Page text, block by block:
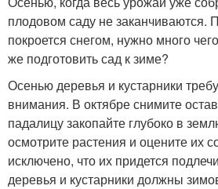
плодовом саду не заканчиваются.
покроется снегом, нужно много
же подготовить сад к зиме?
Осенью деревья и кустарники
внимания. В октябре снимите
падалицу закопайте глубоко в
осмотрите растения и оцените их
исключено, что их придется
деревья и кустарники должны